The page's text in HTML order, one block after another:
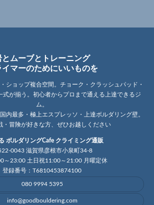
とムーブとトレーニング
イマーのためにいいものを
ショップ複合空間。チョーク・クラッシュパッド・
式が揃う。初心者からプロまで通える上達できるジ
ム。
内最多・極上エスプレッソ・上達ボルダリング壁。
・冒険が好きな方、ぜひお越しください
ボルダリングCafe クライミング通販
0043 滋賀県彦根市小泉町34-8
～23:00 土日祝11:00～21:00 月曜定休
登録番号：T6810453874100
080 9994 5395
info@goodbouldering.com